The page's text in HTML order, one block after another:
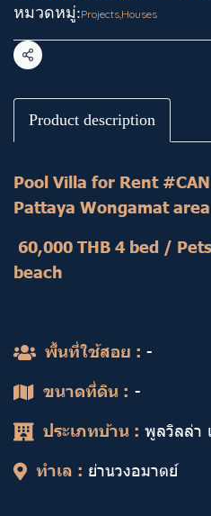
หมวดหมู่:Projects,Houses
แชร์
Product description
Pool Villa for Rent
Pattaya Wongamat area
60,000 THB 4 bed /
beach
พื้นที่ใช้สอย : -
ขนาดที่ดิน : -
ประเภทบ้าน : พูลวิลล่า
ทำเล : ย่านวงอมาตย์